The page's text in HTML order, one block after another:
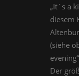
„It´s a
diesem
(siehe
Der